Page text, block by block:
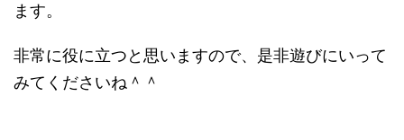
ます。
非常に役に立つと思いますので、是非遊びにいって
みてくださいね＾＾